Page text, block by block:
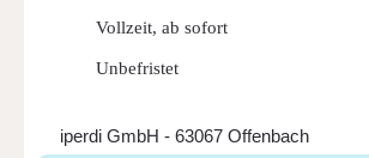
Vollzeit, ab sofort
Unbefristet
iperdi GmbH - 63067 Offenbach